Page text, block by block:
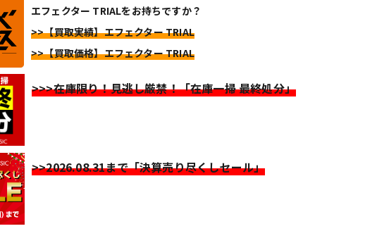
エフェクター TRIALをお持ちですか？
>>【買取実績】エフェクター TRIAL
>>【買取価格】エフェクター TRIAL
>>>在庫限り！見逃し厳禁！「在庫一掃 最終処分」
>>2026.08.31まで「決算売り尽くしセール」